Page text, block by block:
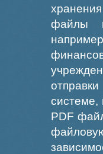
файлы
системе,
PDF